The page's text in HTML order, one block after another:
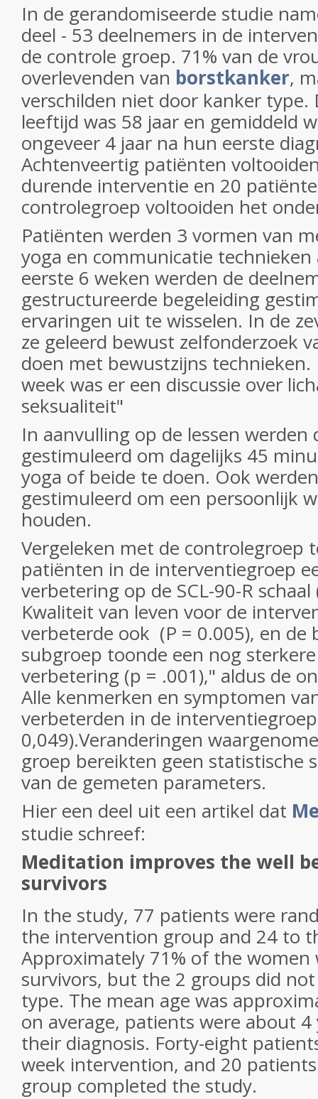
In de gerandomiseerde studie
deel - 53 deelnemers in de
de controle groep. 71% van de
overlevenden van borstkanker,
verschilden niet door kanker type.
leeftijd was 58 jaar en gemiddeld
ongeveer 4 jaar na hun eerste
Achtenveertig patiënten
durende interventie en 20
controlegroep voltooiden het
Patiënten werden 3 vormen van
yoga en communicatie technieken
eerste 6 weken werden de
gestructureerde begeleiding
ervaringen uit te wisselen. In de
ze geleerd bewust zelfonderzoek
doen met bewustzijns technieken.
week was er een discussie over
seksualiteit"
In aanvulling op de lessen werden
gestimuleerd om dagelijks 45
yoga of beide te doen. Ook
gestimuleerd om een persoonlijk
houden.
Vergeleken met de controlegroep
patiënten in de interventiegroep
verbetering op de SCL-90-R
Kwaliteit van leven voor de
verbeterde ook (P = 0.005), en de
subgroep toonde een nog
verbetering (p = .001)," aldus de
Alle kenmerken en symptomen
verbeterden in de
0,049).Veranderingen
groep bereikten geen statistische
van de gemeten parameters.
Hier een deel uit een artikel dat
studie schreef:
Meditation improves the well
survivors
In the study, 77 patients were
the intervention group and 24 to
Approximately 71% of the women
survivors, but the 2 groups did
type. The mean age was
on average, patients were about
their diagnosis. Forty-eight
week intervention, and 20
group completed the study.